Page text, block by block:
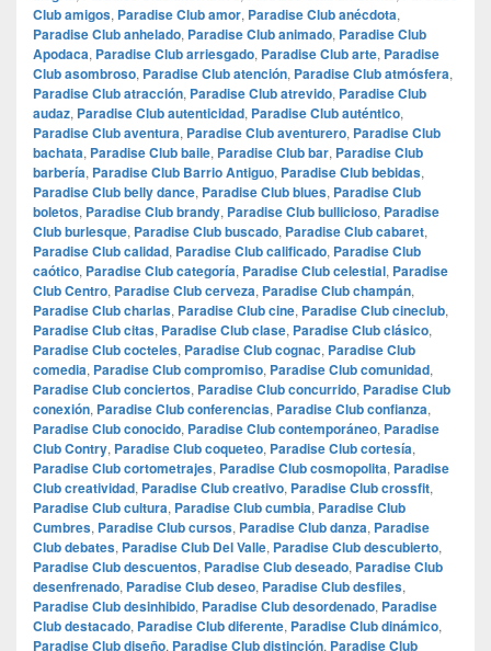
Club amigos, Paradise Club amor, Paradise Club anécdota,
Paradise Club anhelado, Paradise Club animado, Paradise Club
Apodaca, Paradise Club arriesgado, Paradise Club arte, Paradise
Club asombroso, Paradise Club atención, Paradise Club atmósfera,
Paradise Club atracción, Paradise Club atrevido, Paradise Club
audaz, Paradise Club autenticidad, Paradise Club auténtico,
Paradise Club aventura, Paradise Club aventurero, Paradise Club
bachata, Paradise Club baile, Paradise Club bar, Paradise Club
barbería, Paradise Club Barrio Antiguo, Paradise Club bebidas,
Paradise Club belly dance, Paradise Club blues, Paradise Club
boletos, Paradise Club brandy, Paradise Club bullicioso, Paradise
Club burlesque, Paradise Club buscado, Paradise Club cabaret,
Paradise Club calidad, Paradise Club calificado, Paradise Club
caótico, Paradise Club categoría, Paradise Club celestial, Paradise
Club Centro, Paradise Club cerveza, Paradise Club champán,
Paradise Club charlas, Paradise Club cine, Paradise Club cineclub,
Paradise Club citas, Paradise Club clase, Paradise Club clásico,
Paradise Club cocteles, Paradise Club cognac, Paradise Club
comedia, Paradise Club compromiso, Paradise Club comunidad,
Paradise Club conciertos, Paradise Club concurrido, Paradise Club
conexión, Paradise Club conferencias, Paradise Club confianza,
Paradise Club conocido, Paradise Club contemporáneo, Paradise
Club Contry, Paradise Club coqueteo, Paradise Club cortesía,
Paradise Club cortometrajes, Paradise Club cosmopolita, Paradise
Club creatividad, Paradise Club creativo, Paradise Club crossfit,
Paradise Club cultura, Paradise Club cumbia, Paradise Club
Cumbres, Paradise Club cursos, Paradise Club danza, Paradise
Club debates, Paradise Club Del Valle, Paradise Club descubierto,
Paradise Club descuentos, Paradise Club deseado, Paradise Club
desenfrenado, Paradise Club deseo, Paradise Club desfiles,
Paradise Club desinhibido, Paradise Club desordenado, Paradise
Club destacado, Paradise Club diferente, Paradise Club dinámico,
Paradise Club diseño, Paradise Club distinción, Paradise Club